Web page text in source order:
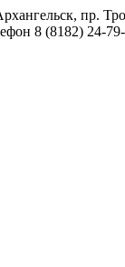
пр.
8 (8182) 24-